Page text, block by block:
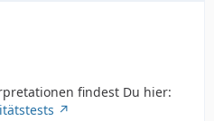
findest Du hier: